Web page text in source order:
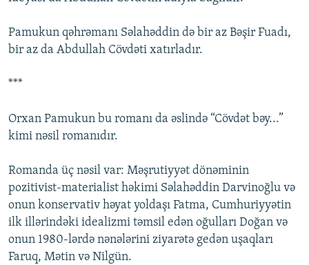
Pamukun qəhrəmanı Səlahəddin də bir az Bəşir Fuadı,
bir az da Abdullah Cövdəti xatırladır.
***
Orxan Pamukun bu romanı da əslində “Cövdət bəy...”
kimi nəsil romanıdır.
Romanda üç nəsil var: Məşrutiyyət dönəminin
pozitivist-materialist həkimi Səlahəddin Darvinoğlu və
onun konservativ həyat yoldaşı Fatma, Cumhuriyyətin
ilk illərindəki idealizmi təmsil edən oğulları Doğan və
onun 1980-lərdə nənələrini ziyarətə gedən uşaqları
Faruq, Mətin və Nilgün.